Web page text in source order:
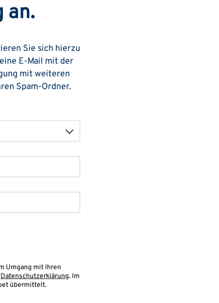
an.
Sie sich hierzu
E-Mail mit der
mit weiteren
Spam-Ordner.
Umgang mit Ihren
Datenschutzerklärung. Im
übermittelt.